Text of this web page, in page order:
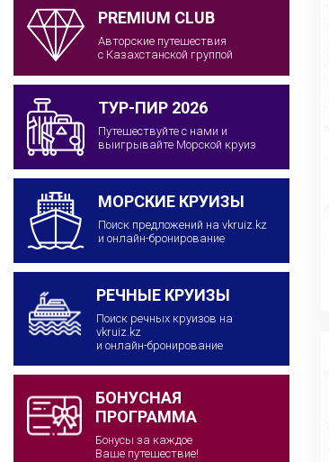
PREMIUM CLUB
Авторские путешествия
с Казахстанской группой
ТУР-ПИР 2026
Путешествуйте с нами и
выигрывайте Морской круиз
МОРСКИЕ КРУИЗЫ
Поиск предложений на vkruiz.kz
и онлайн-бронирование
РЕЧНЫЕ КРУИЗЫ
Поиск речных круизов на
vkruiz.kz
и онлайн-бронирование
БОНУСНАЯ
ПРОГРАММА
Бонусы за каждое
Ваше путешествие!